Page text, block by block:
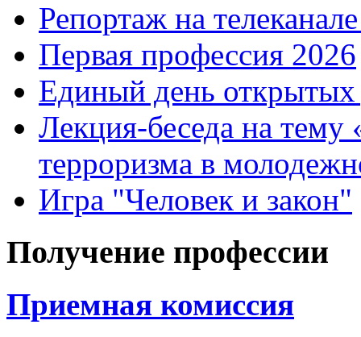
Репортаж на
Первая профессия 2026
Единый день открытых
Лекция-беседа на тему
терроризма в
Игра "Человек и закон"
Получение профессии
Приемная комиссия